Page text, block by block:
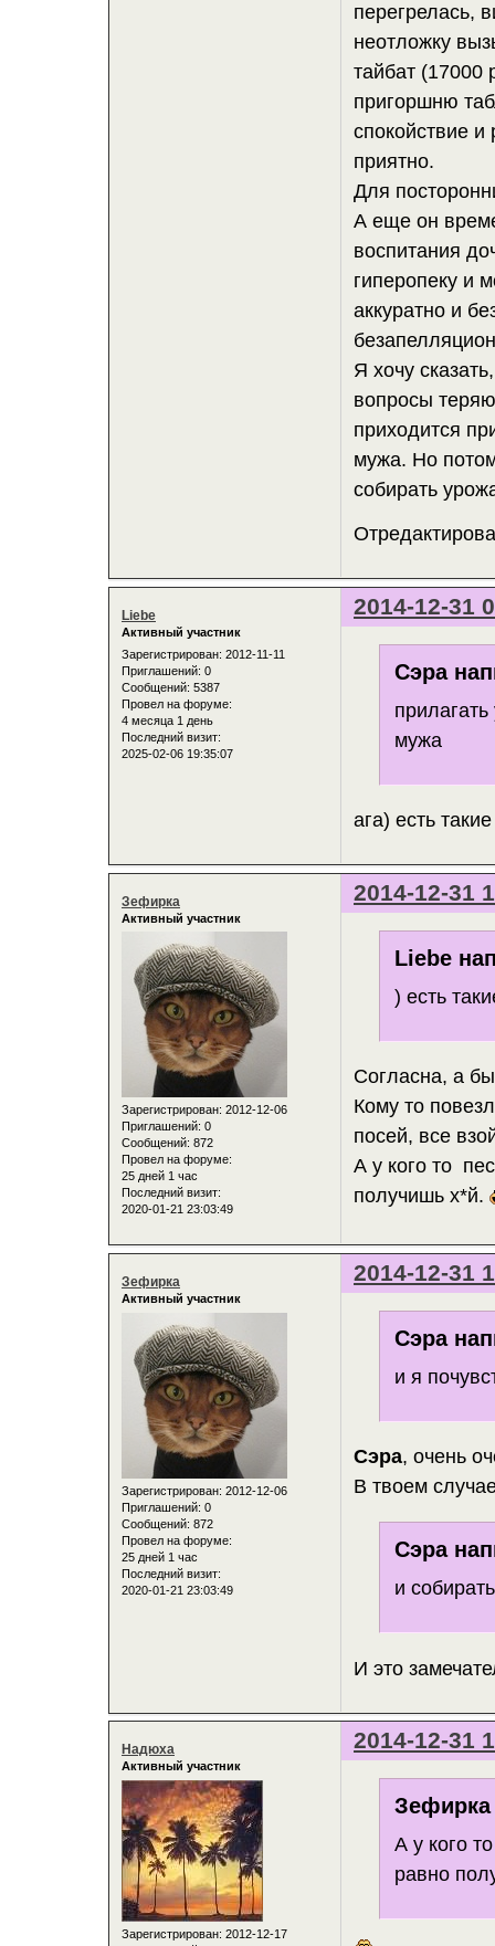
перегрелась,
неотложку
тайбат (17000
пригоршню
спокойствие и
приятно.
Для
А еще он
воспитания
гиперопеку и
аккуратно и
Я хочу
вопросы
приходится
мужа. Но
собирать
2014-12-31
Liebe
Активный участник
Зарегистрирован: 2012-11-11
Приглашений: 0
Сообщений: 5387
Провел на форуме:
4 месяца 1 день
Последний визит:
2025-02-06 19:35:07
Сэра
мужа
ага) есть
2014-12-31
Зефирка
Активный участник
Зарегистрирован: 2012-12-06
Приглашений: 0
Сообщений: 872
Провел на форуме:
25 дней 1 час
Последний визит:
2020-01-21 23:03:49
Liebe
) есть
Согласна, а
Кому то
посей, все
А у кого то
получишь х*й.
2014-12-31
Зефирка
Активный участник
Зарегистрирован: 2012-12-06
Приглашений: 0
Сообщений: 872
Провел на форуме:
25 дней 1 час
Последний визит:
2020-01-21 23:03:49
Сэра
и я
Сэра, очень
В твоем
Сэра
и
И это
2014-12-31
Надюха
Активный участник
Зарегистрирован: 2012-12-17
Зефирка
А у кого
равно